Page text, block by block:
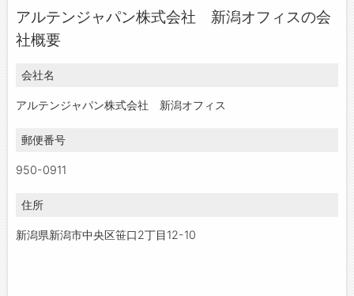
お問い合わせ
よくあるご質問
アルテンジャパン株式会社 新潟オフィスの会
社概要
会社名
アルテンジャパン株式会社 新潟オフィス
郵便番号
950-0911
住所
新潟県新潟市中央区笹口2丁目12-10